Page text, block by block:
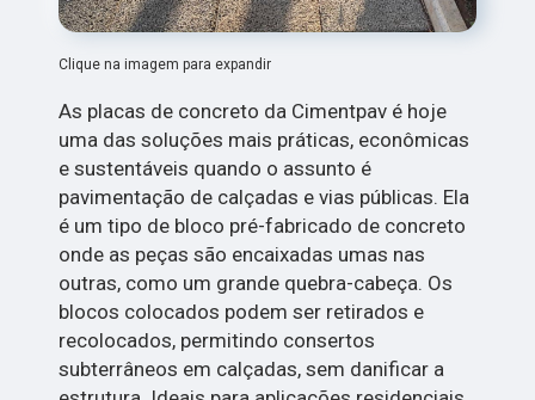
Clique na imagem para expandir
As placas de concreto da Cimentpav é hoje
uma das soluções mais práticas, econômicas
e sustentáveis quando o assunto é
pavimentação de calçadas e vias públicas. Ela
é um tipo de bloco pré-fabricado de concreto
onde as peças são encaixadas umas nas
outras, como um grande quebra-cabeça. Os
blocos colocados podem ser retirados e
recolocados, permitindo consertos
subterrâneos em calçadas, sem danificar a